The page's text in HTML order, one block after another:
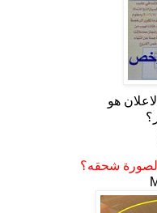
هو
الصورة شحقه؟